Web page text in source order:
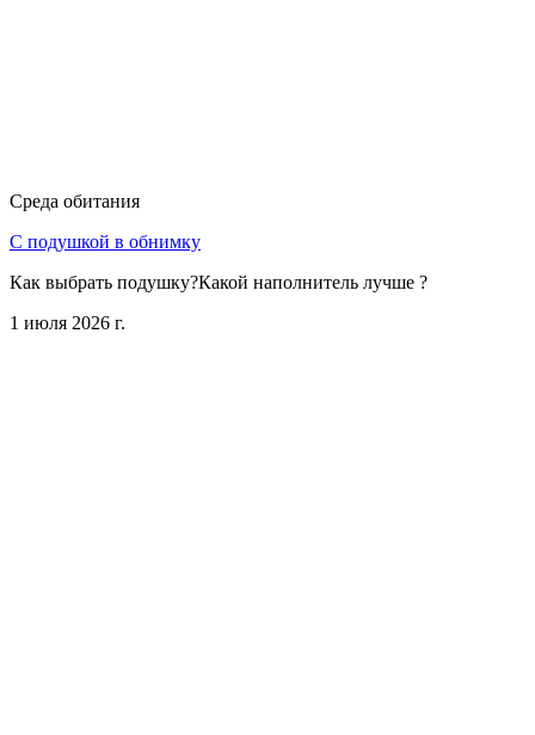
Среда обитания
С подушкой в обнимку
Как выбрать подушку?Какой наполнитель лучше ?
1 июля 2026 г.